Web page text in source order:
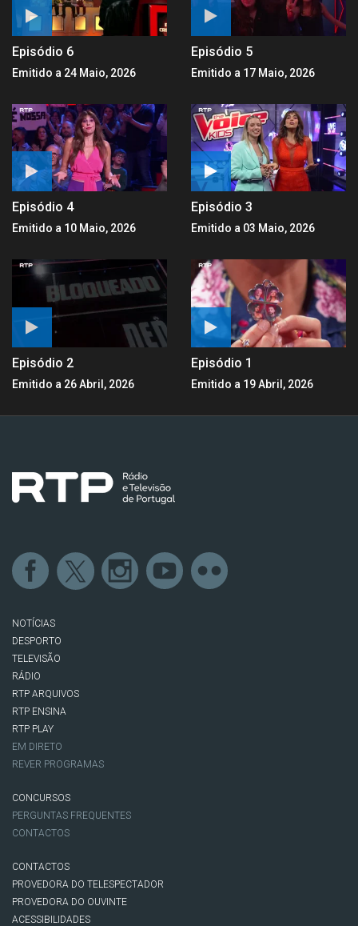
Episódio 6
Emitido a 24 Maio, 2026
Episódio 5
Emitido a 17 Maio, 2026
Episódio 4
Emitido a 10 Maio, 2026
Episódio 3
Emitido a 03 Maio, 2026
Episódio 2
Emitido a 26 Abril, 2026
Episódio 1
Emitido a 19 Abril, 2026
NOTÍCIAS
DESPORTO
TELEVISÃO
RÁDIO
RTP ARQUIVOS
RTP ENSINA
RTP PLAY
EM DIRETO
REVER PROGRAMAS
CONCURSOS
PERGUNTAS FREQUENTES
CONTACTOS
CONTACTOS
PROVEDORA DO TELESPECTADOR
PROVEDORA DO OUVINTE
ACESSIBILIDADES